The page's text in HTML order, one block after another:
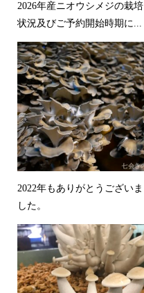
2026年産ニオウシメジの栽培
状況及びご予約開始時期に...
2022年もありがとうございま
した。